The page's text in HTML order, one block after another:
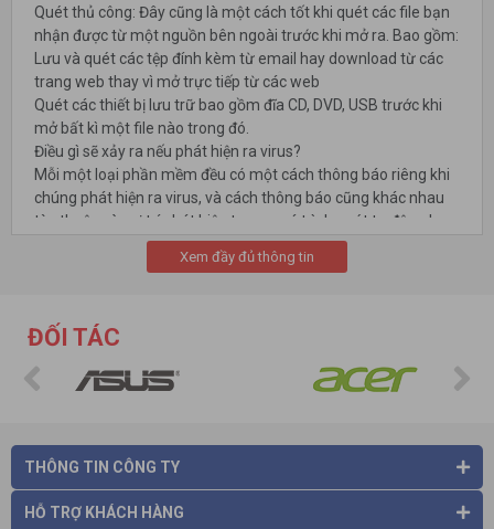
Quét thủ công: Đây cũng là một cách tốt khi quét các file bạn
nhận được từ một nguồn bên ngoài trước khi mở ra. Bao gồm:
Lưu và quét các tệp đính kèm từ email hay download từ các
trang web thay vì mở trực tiếp từ các web
Quét các thiết bị lưu trữ bao gồm đĩa CD, DVD, USB trước khi
mở bất kì một file nào trong đó.
Điều gì sẽ xảy ra nếu phát hiện ra virus?
Mỗi một loại phần mềm đều có một cách thông báo riêng khi
chúng phát hiện ra virus, và cách thông báo cũng khác nhau
tùy thuộc vào vị trí phát hiện trong quá trình quét tự động hay
thủ công. Một vài phần mềm sẽ tự tạo một hộp thoại để thông
báo cho bạn rằng nó đã phát hiện virus và hỏi bạn có muốn
lựa chọn phần mềm, cần phải hiểu rõ các tính năng của nó để
Xem đầy đủ thông tin
ĐỐI TÁC
THÔNG TIN CÔNG TY
HỖ TRỢ KHÁCH HÀNG